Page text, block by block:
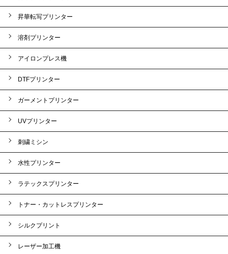
昇華転写プリンター
溶剤プリンター
アイロンプレス機
DTFプリンター
ガーメントプリンター
UVプリンター
刺繍ミシン
水性プリンター
ラテックスプリンター
トナー・カットレスプリンター
シルクプリント
レーザー加工機